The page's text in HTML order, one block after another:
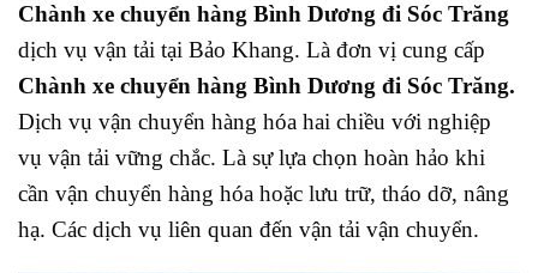
Chành xe chuyển hàng Bình Dương đi Sóc Trăng
dịch vụ vận tải tại Bảo Khang. Là đơn vị cung cấp
Chành xe chuyển hàng Bình Dương đi Sóc Trăng.
Dịch vụ vận chuyển hàng hóa hai chiều với nghiệp
vụ vận tải vững chắc. Là sự lựa chọn hoàn hảo khi
cần vận chuyển hàng hóa hoặc lưu trữ, tháo dỡ, nâng
hạ. Các dịch vụ liên quan đến vận tải vận chuyển.